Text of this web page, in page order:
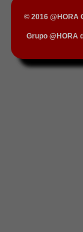
© 2016 @HORA
Grupo @HORA